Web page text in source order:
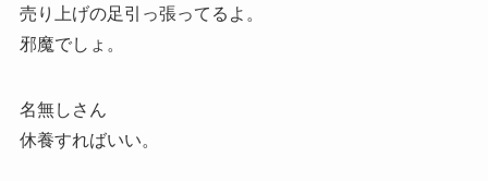
売り上げの足引っ張ってるよ。
邪魔でしょ。
名無しさん
休養すればいい。